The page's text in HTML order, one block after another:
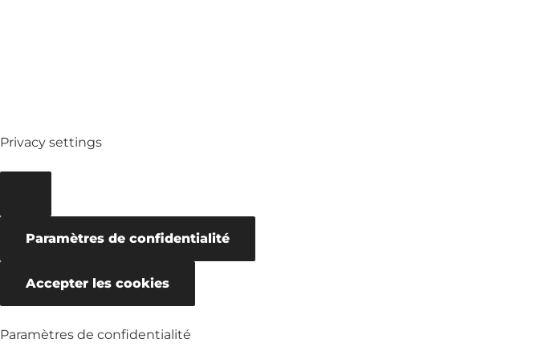
Privacy settings
Paramètres de confidentialité
Accepter les cookies
Paramètres de confidentialité